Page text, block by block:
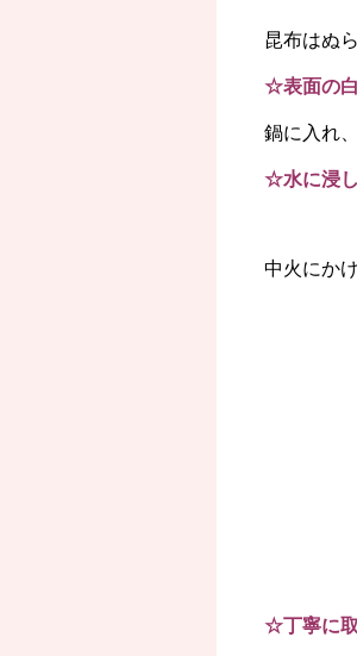
昆布はぬ
☆表面の白
鍋に入れ
☆水に浸し
中火にか
☆丁寧に取